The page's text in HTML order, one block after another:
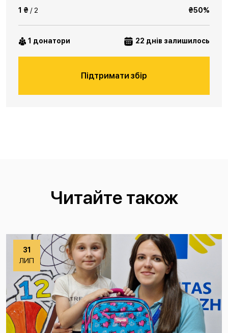
1 ₴ / 2 ₴50%
1 донатори 22 днів залишилось
Підтримати збір
Читайте також
31
ЛИП